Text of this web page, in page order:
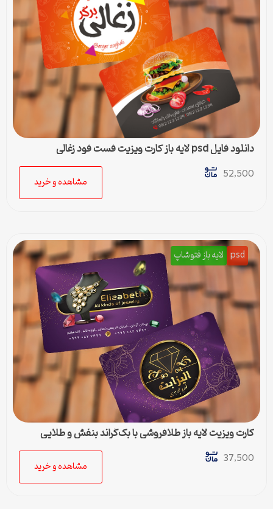
دانلود فایل psd لایه باز کارت ویزیت فست فود زغالی
52,500
مشاهده و خرید
psd لایه باز فتوشاپ
کارت ویزیت لایه باز طلافروشی با بک‌گراند بنفش و طلایی
37,500
مشاهده و خرید